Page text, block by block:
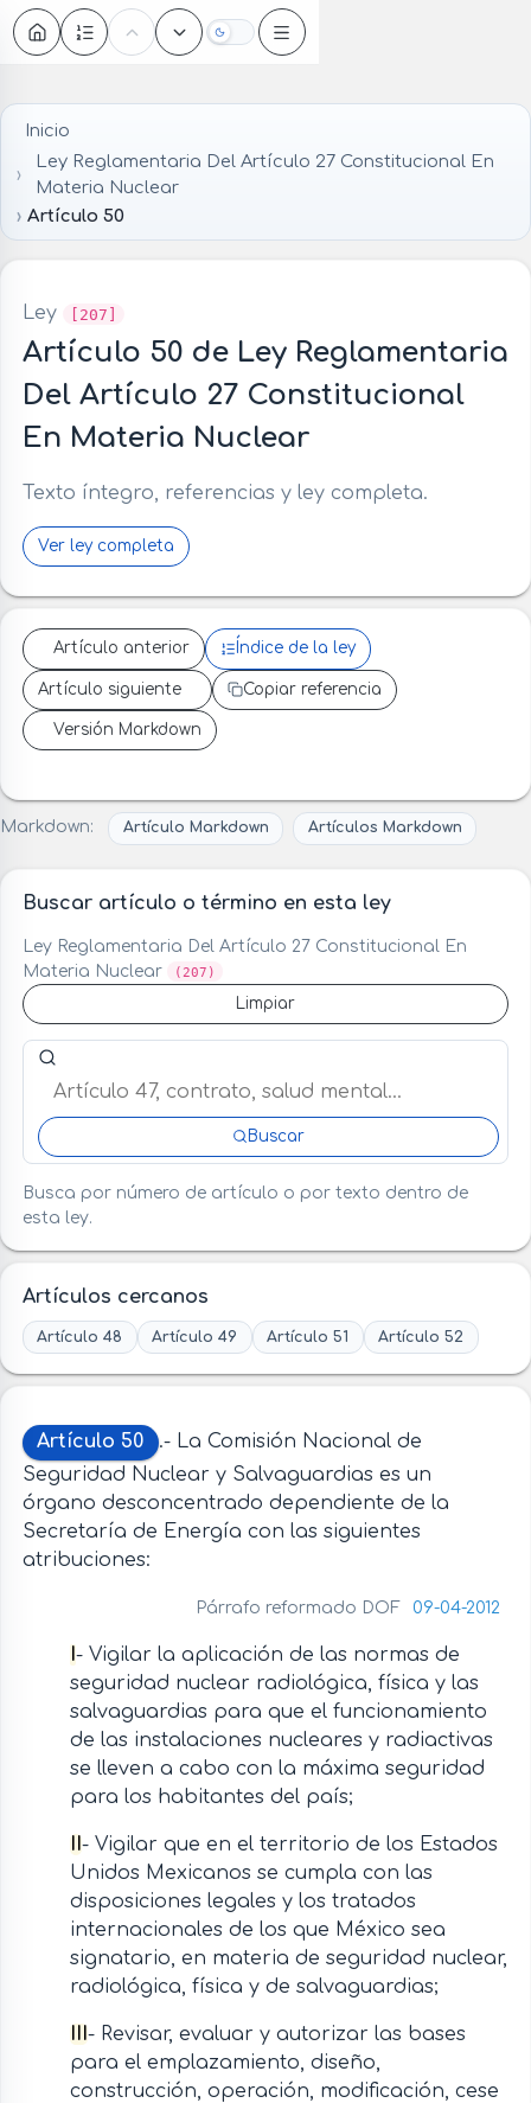
Oscuro
Inicio
Ley Reglamentaria Del Artículo 27 Constitucional En
Materia Nuclear
Artículo 50
Ley [207]
Artículo 50 de Ley Reglamentaria
Del Artículo 27 Constitucional
En Materia Nuclear
Texto íntegro, referencias y ley completa.
Ver ley completa
Artículo anterior Índice de la ley
Artículo siguiente Copiar referencia
Versión Markdown
Markdown: Artículo Markdown Artículos Markdown
Buscar artículo o término en esta ley
Ley Reglamentaria Del Artículo 27 Constitucional En
Materia Nuclear
(207)
Limpiar
Buscar artículo o término en esta ley
Buscar
Busca por número de artículo o por texto dentro de
esta ley.
Artículos cercanos
Artículo 48 Artículo 49 Artículo 51 Artículo 52
Artículo 50
.- La Comisión Nacional de
Seguridad Nuclear y Salvaguardias es un
órgano desconcentrado dependiente de la
Secretaría de Energía con las siguientes
atribuciones:
Párrafo reformado DOF 09-04-2012
- Vigilar la aplicación de las normas de
seguridad nuclear radiológica, física y las
salvaguardias para que el funcionamiento
de las instalaciones nucleares y radiactivas
se lleven a cabo con la máxima seguridad
para los habitantes del país;
- Vigilar que en el territorio de los Estados
Unidos Mexicanos se cumpla con las
disposiciones legales y los tratados
internacionales de los que México sea
signatario, en materia de seguridad nuclear,
radiológica, física y de salvaguardias;
- Revisar, evaluar y autorizar las bases
para el emplazamiento, diseño,
construcción, operación, modificación, cese